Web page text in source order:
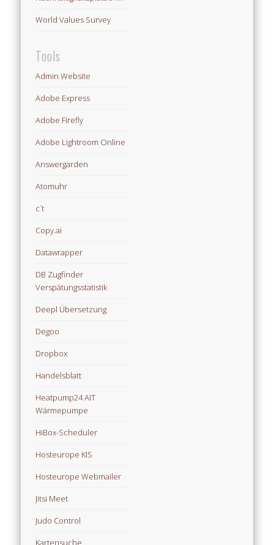
World Values Survey
Tools
Admin Website
Adobe Express
Adobe Firefly
Adobe Lightroom Online
Answergarden
Atomuhr
c´t
Copy.ai
Datawrapper
DB Zugfinder
Verspätungsstatistik
Deepl Übersetzung
Degoo
Dropbox
Handelsblatt
Heatpump24 AIT
Wärmepumpe
HiBox-Scheduler
Hosteurope KIS
Hosteurope Webmailer
Jitsi Meet
Judo Control
Kartensuche